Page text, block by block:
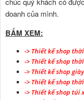
doanh của mình.
BẤM XEM:
-> Thiết kế shop
-> Thiết kế shop
-> Thiết kế shop
-> Thiết kế shop
-> Thiết kế shop túi